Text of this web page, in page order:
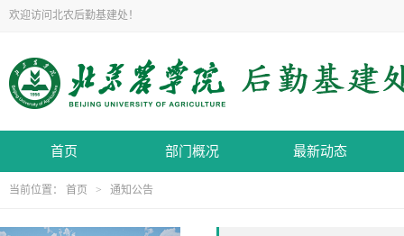
欢迎访问北农后勤基建处！
首页 部门概况 最新动态
当前位置： 首页 > 通知公告